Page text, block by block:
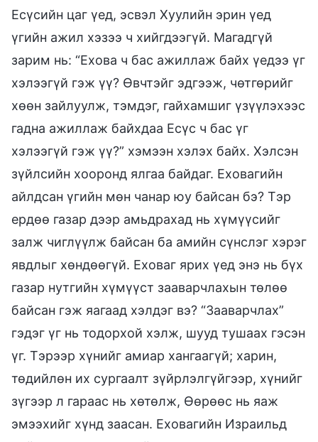
Есүсийн цаг үед, эсвэл Хуулийн эрин үед
үгийн ажил хэзээ ч хийгдээгүй. Магадгүй
зарим нь: “Ехова ч бас ажиллаж байх үедээ үг
хэлээгүй гэж үү? Өвчтэйг эдгээж, чөтгөрийг
хөөн зайлуулж, тэмдэг, гайхамшиг үзүүлэхээс
гадна ажиллаж байхдаа Есүс ч бас үг
хэлээгүй гэж үү?” хэмээн хэлэх байх. Хэлсэн
зүйлсийн хооронд ялгаа байдаг. Еховагийн
айлдсан үгийн мөн чанар юу байсан бэ? Тэр
ердөө газар дээр амьдрахад нь хүмүүсийг
залж чиглүүлж байсан ба амийн сүнслэг хэрэг
явдлыг хөндөөгүй. Еховаг ярих үед энэ нь бүх
газар нутгийн хүмүүст зааварчлахын төлөө
байсан гэж яагаад хэлдэг вэ? “Зааварчлах”
гэдэг үг нь тодорхой хэлж, шууд тушаах гэсэн
үг. Тэрээр хүнийг амиар хангаагүй; харин,
төдийлөн их сургаалт зүйрлэлгүйгээр, хүнийг
зүгээр л гараас нь хөтөлж, Өөрөөс нь яаж
эмээхийг хүнд заасан. Еховагийн Израильд